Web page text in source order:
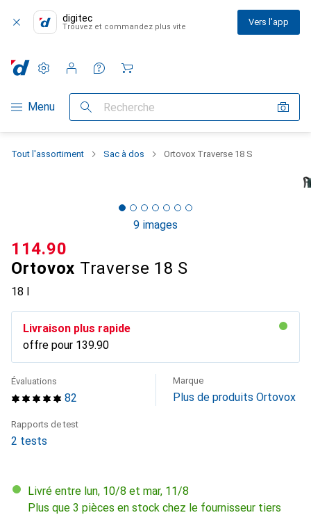
digitec
Trouvez et commandez plus vite Vers l'app
Navigation par catégorie
Menu Recherche
Paramètres
Compte client
Listes de comparaison
Listes d'envies
Panier
Tout l'assortiment Sac à dos Ortovox Traverse 18 S
9 images
Ortovox Traverse 18 S
18 l
CHF
114.90
Livraison plus rapide
offre pour CHF
139.90
82
Évaluations Marque
Plus de produits Ortovox
Rapports de test
2 tests
Livré entre lun, 10/8 et mar, 11/8
Plus que 3 pièces en stock chez le fournisseur tiers